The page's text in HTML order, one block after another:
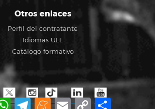
Otros enlaces
Perfil del contratante
Idiomas ULL
Catálogo formativo
WhatsApp
TelegramMeneame
Email Copy